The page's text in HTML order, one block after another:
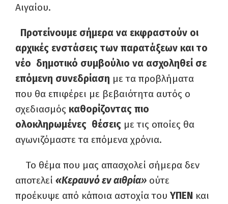
Αιγαίου.
Προτείνουμε σήμερα να εκφραστούν οι
αρχικές ενστάσεις των παρατάξεων και το
νέο δημοτικό συμβούλιο να ασχοληθεί σε
επόμενη συνεδρίαση με τα προβλήματα
που θα επιφέρει με βεβαιότητα αυτός ο
σχεδιασμός καθορίζοντας πιο
ολοκληρωμένες θέσεις με τις οποίες θα
αγωνιζόμαστε τα επόμενα χρόνια.
Το θέμα που μας απασχολεί σήμερα δεν
αποτελεί «Κεραυνό εν αιθρία» ούτε
προέκυψε από κάποια αστοχία του ΥΠΕΝ και